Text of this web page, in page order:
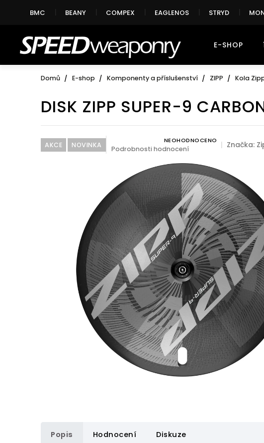
BMC BEANY COMPEX EAGLENOS STRYD
E-SHOP
Domů E-shop Komponenty a příslušenství ZIPP Kola
DISK ZIPP SUPER-9
AKCE NOVINKA Průměrné hodnocení produktu je 0,0 z 5
NEOHODNOCENO
Podrobnosti hodnocení Značka:
Popis Hodnocení Diskuze